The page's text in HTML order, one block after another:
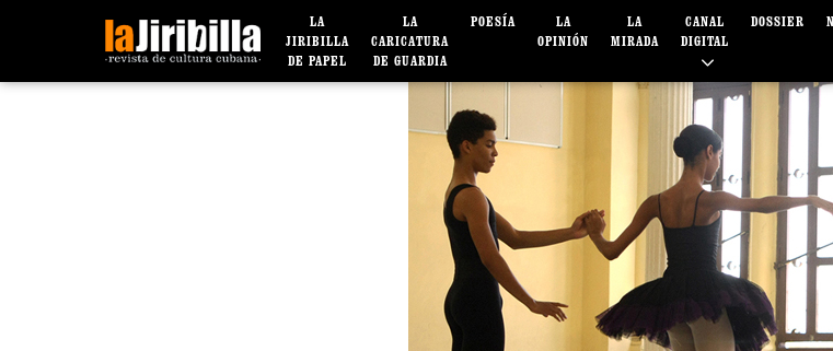
LA
JIRIBILLA
DE PAPEL
LA
CARICATURA
DE GUARDIA
POESÍA
LA
OPINIÓN
LA
MIRADA
CANAL
DIGITAL
DOSSIER